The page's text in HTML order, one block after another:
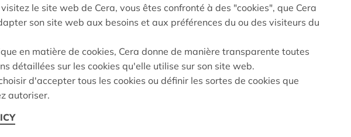
In Request
le site web de Cera, vous êtes confronté à des "cookies", que Cera
son site web aux besoins et aux préférences du ou des visiteurs du
en matière de cookies, Cera donne de manière transparente toutes
détaillées sur les cookies qu'elle utilise sur son site web.
d'accepter tous les cookies ou définir les sortes de cookies que
autoriser.